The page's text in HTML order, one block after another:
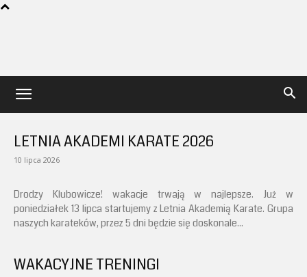
Karate
Klub
Pruszków
LETNIA AKADEMI KARATE 2026
10 lipca 2026
Drodzy Klubowicze! wakacje trwają w najlepsze. Już w
poniedziałek 13 lipca startujemy z Letnia Akademią Karate. Grupa
naszych karateków, przez 5 dni będzie się doskonale...
WAKACYJNE TRENINGI